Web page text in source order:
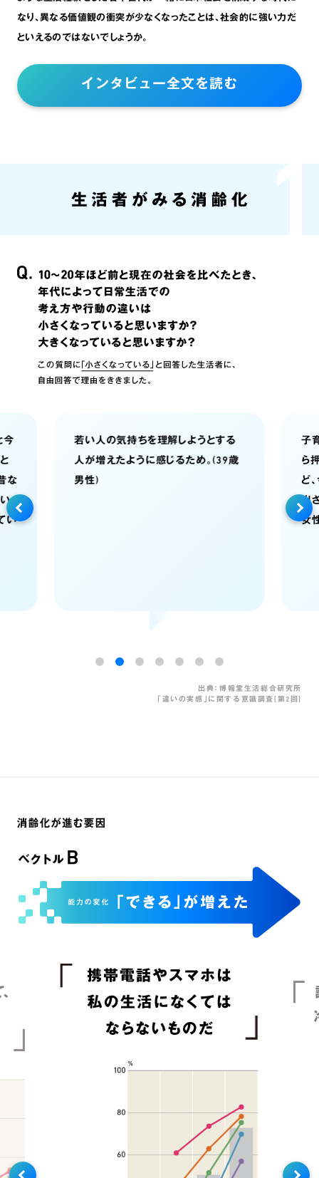
なり､異なる価値観の衝突が少なくなったことは､社会的に強い力だ
といえるのではないでしょうか。
インタビュー全文を読む
ようとする
ため。(39歳
子育てでも｢こういうもんだ｣と上か
ら押し付けられていたこともあったけ
出さないようにしているから。 (60歳
出典：博報堂生活総合研究所
｢違いの実感｣に関する意識調査[第2回]